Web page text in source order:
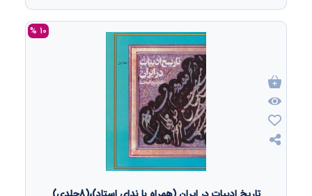
10 %